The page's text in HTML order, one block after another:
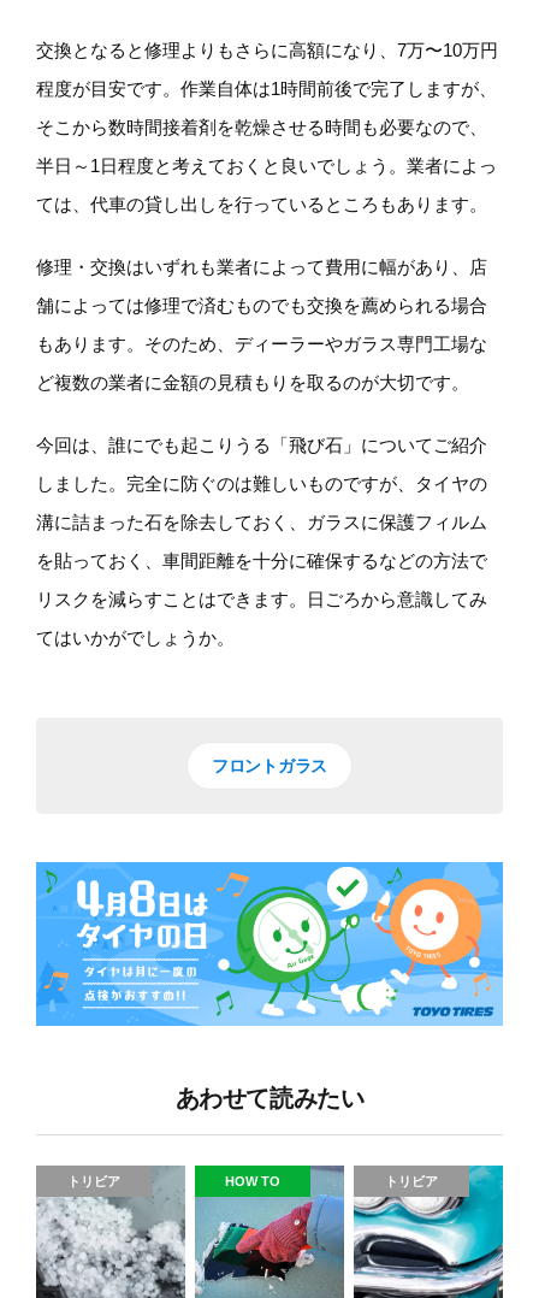
交換となると修理よりもさらに高額になり、7万〜10万円
程度が目安です。作業自体は1時間前後で完了しますが、
そこから数時間接着剤を乾燥させる時間も必要なので、
半日～1日程度と考えておくと良いでしょう。業者によっ
ては、代車の貸し出しを行っているところもあります。
修理・交換はいずれも業者によって費用に幅があり、店
舗によっては修理で済むものでも交換を薦められる場合
もあります。そのため、ディーラーやガラス専門工場な
ど複数の業者に金額の見積もりを取るのが大切です。
今回は、誰にでも起こりうる「飛び石」についてご紹介
しました。完全に防ぐのは難しいものですが、タイヤの
溝に詰まった石を除去しておく、ガラスに保護フィルム
を貼っておく、車間距離を十分に確保するなどの方法で
リスクを減らすことはできます。日ごろから意識してみ
てはいかがでしょうか。
フロントガラス
あわせて読みたい
トリビア HOW TO トリビア